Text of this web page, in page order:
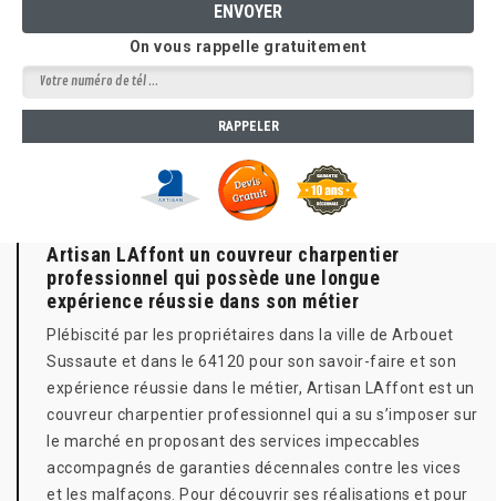
On vous rappelle gratuitement
Artisan LAffont un couvreur charpentier
professionnel qui possède une longue
expérience réussie dans son métier
Plébiscité par les propriétaires dans la ville de Arbouet
Sussaute et dans le 64120 pour son savoir-faire et son
expérience réussie dans le métier, Artisan LAffont est un
couvreur charpentier professionnel qui a su s’imposer sur
le marché en proposant des services impeccables
accompagnés de garanties décennales contre les vices
et les malfaçons. Pour découvrir ses réalisations et pour